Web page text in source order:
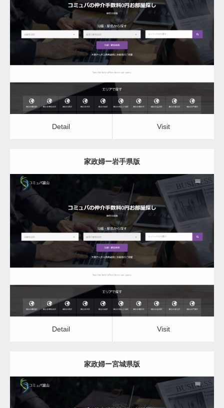
更新日： 2022.12.06
Detail Visit
Detail Visit
家政婦ー岩手県版
更新日： 2022.12.06
Detail Visit
Detail Visit
家政婦ー宮城県版